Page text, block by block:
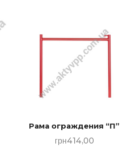
Рама ограждения “П”
грн414,00